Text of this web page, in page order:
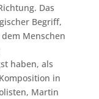
Das
Begriff,
Menschen
haben, als
in
Martin